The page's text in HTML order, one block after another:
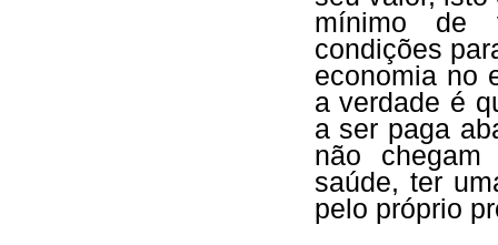
mínimo de
condições
economia no
a verdade é
a ser paga
não
saúde, ter
pelo próprio